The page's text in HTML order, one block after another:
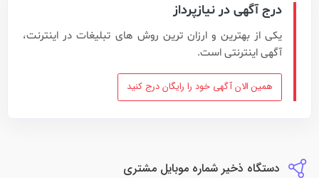
درج آگهی در نیازپرداز
یکی از بهترین و ارزان ترین روش های تبلیغات در اینترنت،
آگهی اینترنتی است.
همین الان آگهی خود را رایگان درج کنید
دستگاه ذخیر شماره موبایل مشتری